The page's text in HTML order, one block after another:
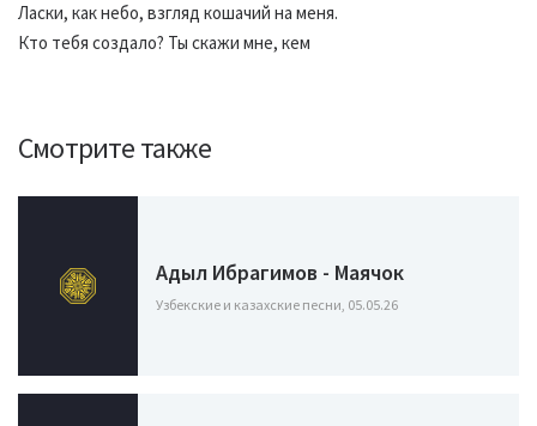
Ласки, как небо, взгляд кошачий на меня.
Кто тебя создало? Ты скажи мне, кем
Смотрите также
Адыл Ибрагимов - Маячок
Узбекские и казахские песни, 05.05.26